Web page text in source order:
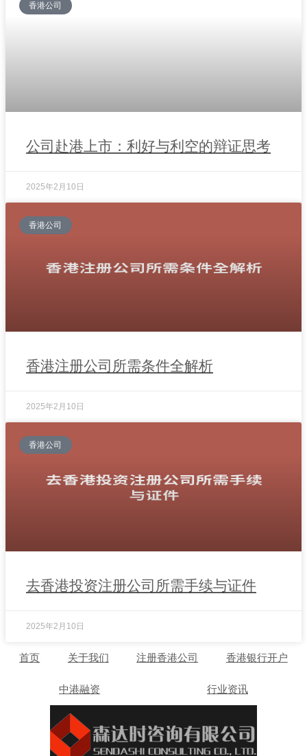
香港公司
公司赴港上市：利好与利空的辩证思考
2025年2月10日
香港公司
香港注册公司所需条件全解析
2025年2月10日
香港公司
去香港投资注册公司所需手续与证件
2025年2月10日
首页 关于我们 注册香港公司 香港银行开户
中港融资 行业资讯